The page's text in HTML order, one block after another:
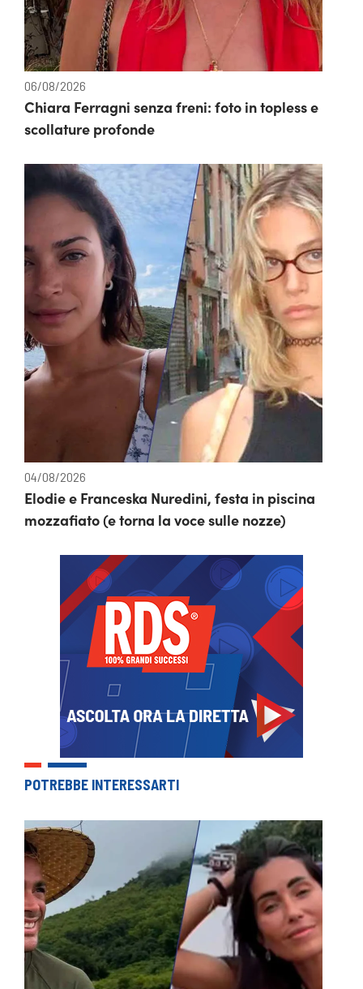
06/08/2026
Chiara Ferragni senza freni: foto in topless e
scollature profonde
04/08/2026
Elodie e Franceska Nuredini, festa in piscina
mozzafiato (e torna la voce sulle nozze)
POTREBBE INTERESSARTI